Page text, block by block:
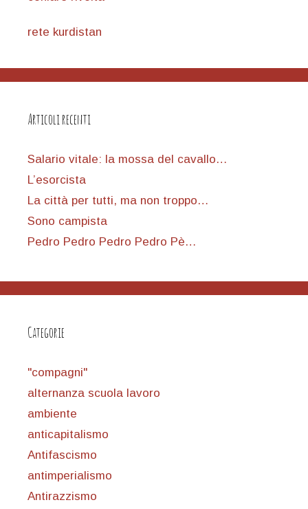
rete kurdistan
Articoli recenti
Salario vitale: la mossa del cavallo…
L’esorcista
La città per tutti, ma non troppo…
Sono campista
Pedro Pedro Pedro Pedro Pè…
Categorie
"compagni"
alternanza scuola lavoro
ambiente
anticapitalismo
Antifascismo
antimperialismo
Antirazzismo